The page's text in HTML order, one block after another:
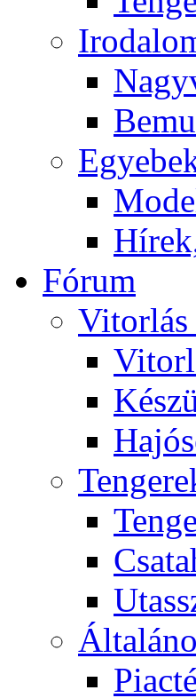
Fórum
Vitorlás